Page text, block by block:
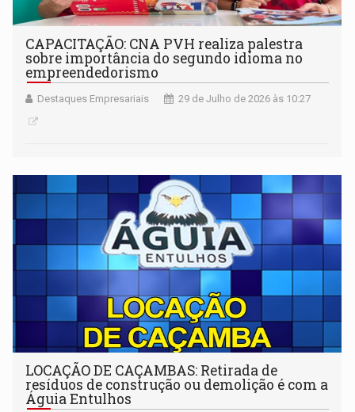
CAPACITAÇÃO: CNA PVH realiza palestra
sobre importância do segundo idioma no
empreendedorismo
Destaques Empresariais 29 de Julho de 2026 às 10:27
LOCAÇÃO DE CAÇAMBAS: Retirada de
resíduos de construção ou demolição é com a
Águia Entulhos